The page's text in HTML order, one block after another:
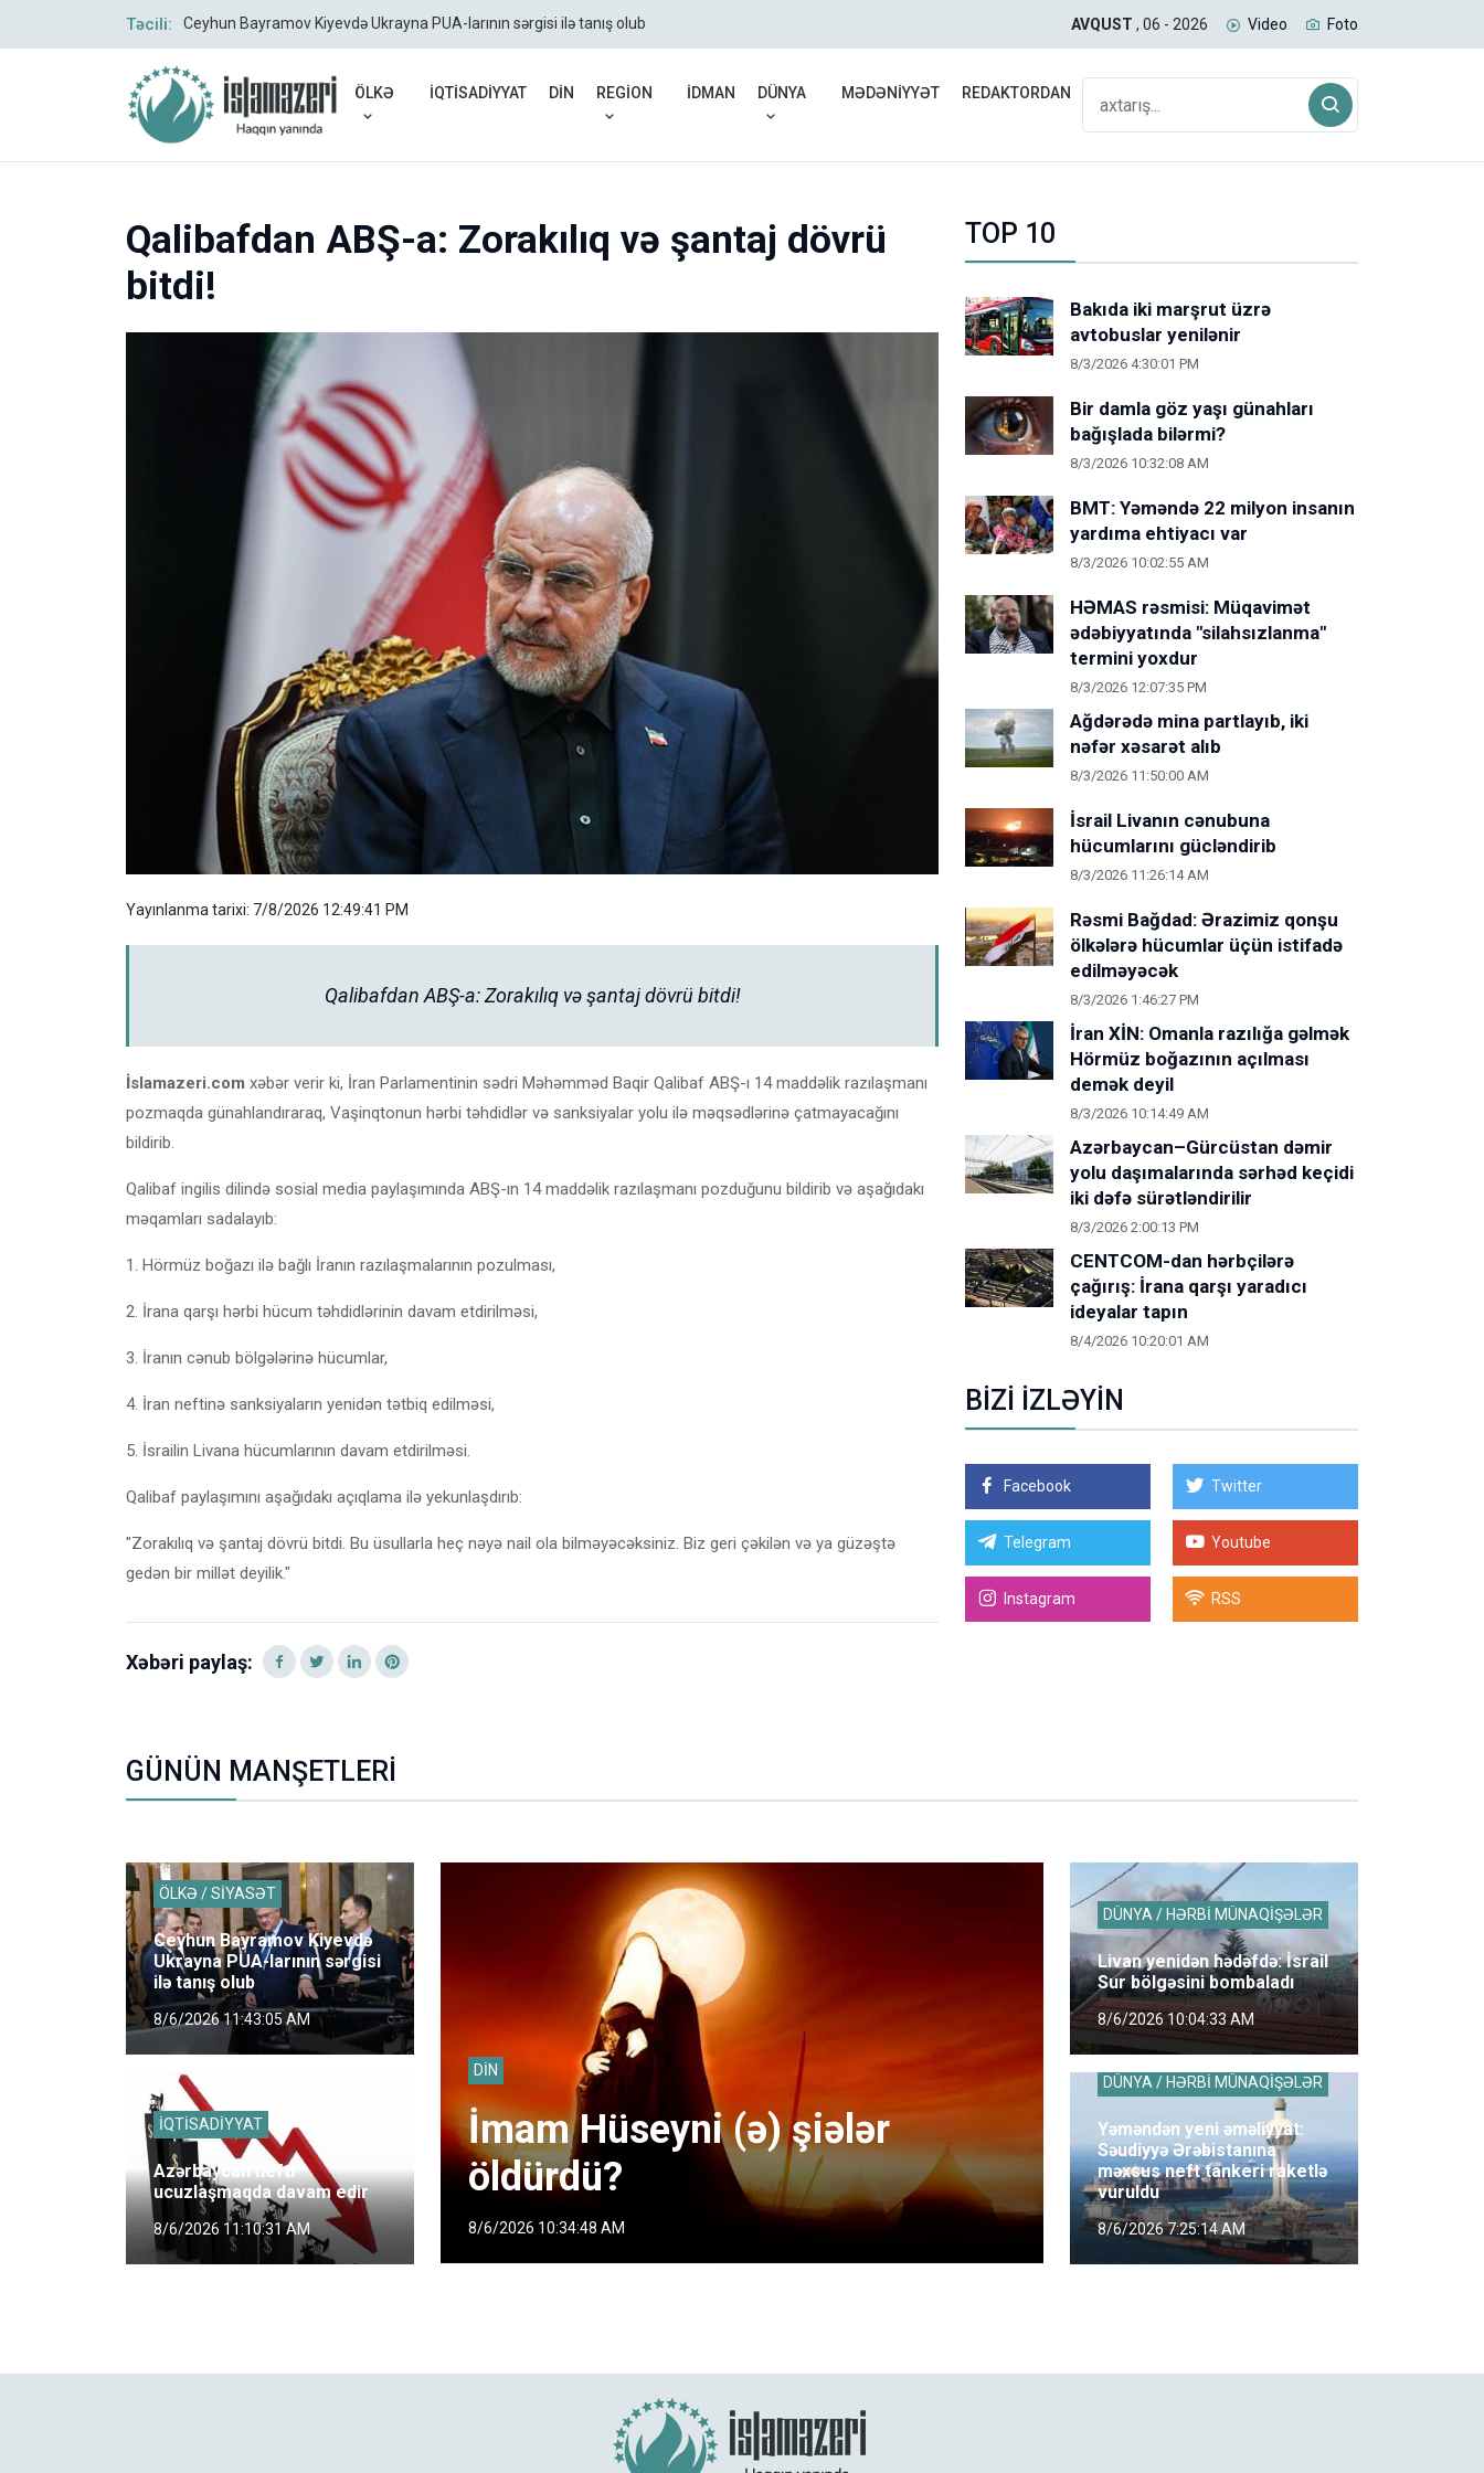
Təcili: Ceyhun Bayramov Kiyevdə Ukrayna PUA-larının sərgisi ilə tanış olub Azərbaycan nefti ucuzlaşmaqda davam edir
AVQUST , 06 - 2026 Video Foto
ÖLKƏ İQTİSADİYYAT DİN REGİON İDMAN DÜNYA MƏDƏNİYYƏT REDAKTORDAN
Qalibafdan ABŞ-a: Zorakılıq və şantaj dövrü
bitdi!
Yayınlanma tarixi: 7/8/2026 12:49:41 PM
Qalibafdan ABŞ-a: Zorakılıq və şantaj dövrü bitdi!
İslamazeri.com xəbər verir ki, İran Parlamentinin sədri Məhəmməd Baqir Qalibaf ABŞ-ı 14 maddəlik razılaşmanı
pozmaqda günahlandıraraq, Vaşinqtonun hərbi təhdidlər və sanksiyalar yolu ilə məqsədlərinə çatmayacağını
bildirib.
Qalibaf ingilis dilində sosial media paylaşımında ABŞ-ın 14 maddəlik razılaşmanı pozduğunu bildirib və aşağıdakı
məqamları sadalayıb:
1. Hörmüz boğazı ilə bağlı İranın razılaşmalarının pozulması,
2. İrana qarşı hərbi hücum təhdidlərinin davam etdirilməsi,
3. İranın cənub bölgələrinə hücumlar,
4. İran neftinə sanksiyaların yenidən tətbiq edilməsi,
5. İsrailin Livana hücumlarının davam etdirilməsi.
Qalibaf paylaşımını aşağıdakı açıqlama ilə yekunlaşdırıb:
"Zorakılıq və şantaj dövrü bitdi. Bu üsullarla heç nəyə nail ola bilməyəcəksiniz. Biz geri çəkilən və ya güzəştə
gedən bir millət deyilik."
Xəbəri paylaş:
TOP 10
Bakıda iki marşrut üzrə
avtobuslar yenilənir
8/3/2026 4:30:01 PM
Bir damla göz yaşı günahları
bağışlada bilərmi?
8/3/2026 10:32:08 AM
BMT: Yəməndə 22 milyon insanın
yardıma ehtiyacı var
8/3/2026 10:02:55 AM
HƏMAS rəsmisi: Müqavimət
ədəbiyyatında "silahsızlanma"
termini yoxdur
8/3/2026 12:07:35 PM
Ağdərədə mina partlayıb, iki
nəfər xəsarət alıb
8/3/2026 11:50:00 AM
İsrail Livanın cənubuna
hücumlarını gücləndirib
8/3/2026 11:26:14 AM
Rəsmi Bağdad: Ərazimiz qonşu
ölkələrə hücumlar üçün istifadə
edilməyəcək
8/3/2026 1:46:27 PM
İran XİN: Omanla razılığa gəlmək
Hörmüz boğazının açılması
demək deyil
8/3/2026 10:14:49 AM
Azərbaycan–Gürcüstan dəmir
yolu daşımalarında sərhəd keçidi
iki dəfə sürətləndirilir
8/3/2026 2:00:13 PM
CENTCOM-dan hərbçilərə
çağırış: İrana qarşı yaradıcı
ideyalar tapın
8/4/2026 10:20:01 AM
BİZİ İZLƏYİN
Facebook Twitter
Telegram Youtube
Instagram RSS
GÜNÜN MANŞETLERİ
ÖLKƏ / SİYASƏT
Ceyhun Bayramov Kiyevdə
Ukrayna PUA-larının sərgisi
ilə tanış olub
8/6/2026 11:43:05 AM
İQTİSADİYYAT
Azərbaycan nefti
ucuzlaşmaqda davam edir
8/6/2026 11:10:31 AM
DİN
İmam Hüseyni (ə) şiələr
öldürdü?
8/6/2026 10:34:48 AM
DÜNYA / HƏRBİ MÜNAQİŞƏLƏR
Livan yenidən hədəfdə: İsrail
Sur bölgəsini bombaladı
8/6/2026 10:04:33 AM
DÜNYA / HƏRBİ MÜNAQİŞƏLƏR
Yəməndən yeni əməliyyat:
Səudiyyə Ərəbistanına
məxsus neft tankeri raketlə
vuruldu
8/6/2026 7:25:14 AM